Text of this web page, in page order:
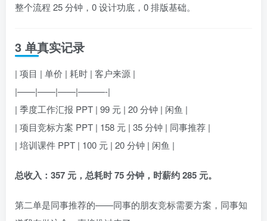
整个流程 25 分钟，0 设计功底，0 排版基础。
3 单真实记录
| 项目 | 单价 | 耗时 | 客户来源 |
|——|——|——|———-|
| 季度工作汇报 PPT | 99 元 | 20 分钟 | 闲鱼 |
| 项目竞标方案 PPT | 158 元 | 35 分钟 | 同事推荐 |
| 培训课件 PPT | 100 元 | 20 分钟 | 闲鱼 |
总收入：357 元，总耗时 75 分钟，时薪约 285 元。
第二单是同事推荐的——同事的朋友竞标需要方案，同事知